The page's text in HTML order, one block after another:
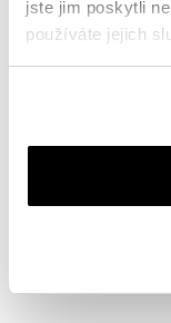
jste jim poskytli
používáte jejich